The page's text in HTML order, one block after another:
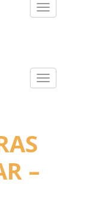
Toggle
Toggle
–